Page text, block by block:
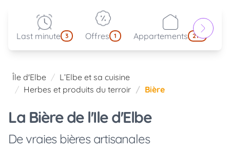
Last minute 3 Offres 1 Appartements 214
Île d'Elbe
L’Elbe et sa cuisine
Herbes et produits du terroir
Bière
La Bière de l'Ile d'Elbe
De vraies bières artisanales